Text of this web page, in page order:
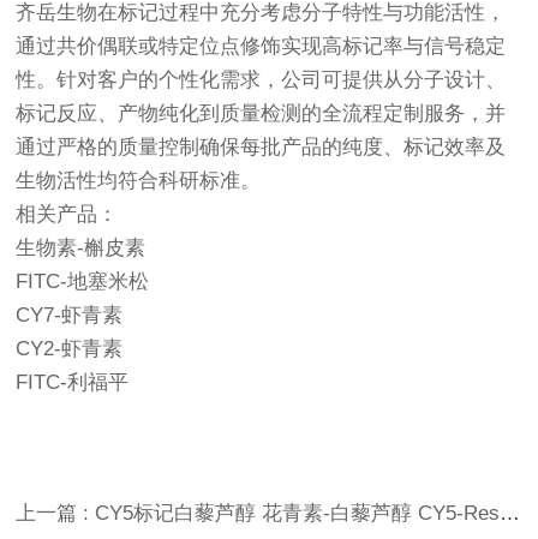
齐岳生物在标记过程中充分考虑分子特性与功能活性，
通过共价偶联或特定位点修饰实现高标记率与信号稳定
性。针对客户的个性化需求，公司可提供从分子设计、
标记反应、产物纯化到质量检测的全流程定制服务，并
通过严格的质量控制确保每批产品的纯度、标记效率及
生物活性均符合科研标准。
相关产品：
生物素-槲皮素
FITC-地塞米松
CY7-虾青素
CY2-虾青素
FITC-利福平
上一篇 : CY5标记白藜芦醇 花青素-白藜芦醇 CY5-Resveratrol